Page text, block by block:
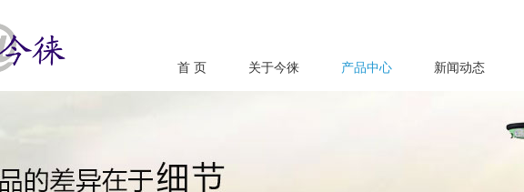
首 页 关于今徕 产品中心 新闻动态